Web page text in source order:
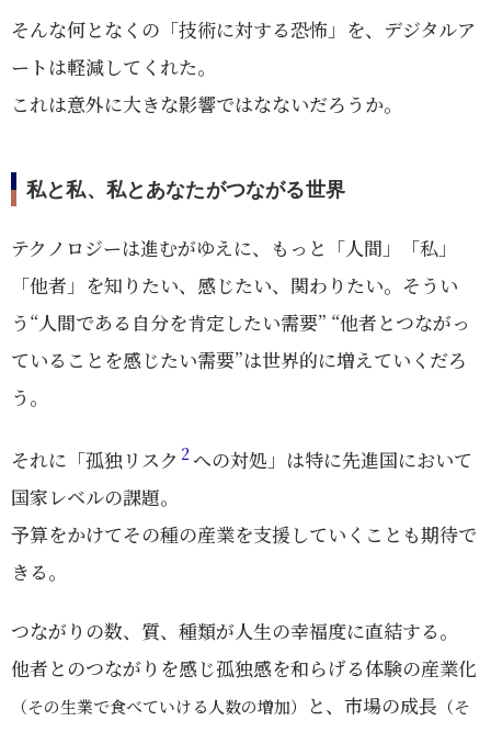
そんな何となくの「技術に対する恐怖」を、デジタルア
ートは軽減してくれた。
これは意外に大きな影響ではなないだろうか。
私と私、私とあなたがつながる世界
テクノロジーは進むがゆえに、もっと「人間」「私」
「他者」を知りたい、感じたい、関わりたい。そうい
う“人間である自分を肯定したい需要” “他者とつながっ
ていることを感じたい需要”は世界的に増えていくだろ
う。
それに「孤独リスク 2 への対処」は特に先進国において
国家レベルの課題。
予算をかけてその種の産業を支援していくことも期待で
きる。
つながりの数、質、種類が人生の幸福度に直結する。
他者とのつながりを感じ孤独感を和らげる体験の産業化
（その生業で食べていける人数の増加） と、市場の成長 （そ